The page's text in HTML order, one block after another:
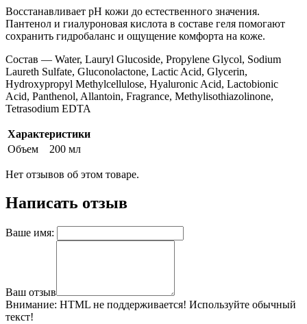
Восстанавливает рН кожи до естественного значения.
Пантенол и гиалуроновая кислота в составе геля помогают
сохранить гидробаланс и ощущение комфорта на коже.
Состав — Water, Lauryl Glucoside, Propylene Glycol, Sodium
Laureth Sulfate, Gluconolactone, Lactic Acid, Glycerin,
Hydroxypropyl Methylcellulose, Hyaluronic Acid, Lactobionic
Acid, Panthenol, Allantoin, Fragrance, Methylisothiazolinone,
Tetrasodium EDTA
Характеристики
Объем
200 мл
Нет отзывов об этом товаре.
Написать отзыв
Ваше имя:
Ваш отзыв
Внимание: HTML не поддерживается! Используйте обычный
текст!